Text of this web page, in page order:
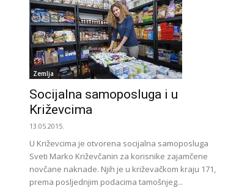
Zemlja
Socijalna samoposluga i u
Križevcima
13.05.2015.
U Križevcima je otvorena socijalna samoposluga
Sveti Marko Križevčanin za korisnike zajamčene
novčane naknade. Njih je u križevačkom kraju 171,
prema posljednjim podacima tamošnjeg...